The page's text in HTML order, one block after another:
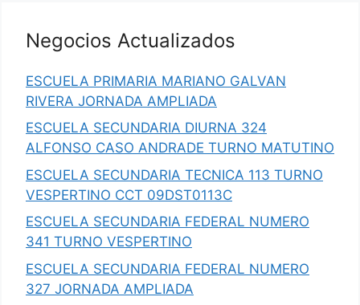
Negocios Actualizados
ESCUELA PRIMARIA MARIANO GALVAN
RIVERA JORNADA AMPLIADA
ESCUELA SECUNDARIA DIURNA 324
ALFONSO CASO ANDRADE TURNO MATUTINO
ESCUELA SECUNDARIA TECNICA 113 TURNO
VESPERTINO CCT 09DST0113C
ESCUELA SECUNDARIA FEDERAL NUMERO
341 TURNO VESPERTINO
ESCUELA SECUNDARIA FEDERAL NUMERO
327 JORNADA AMPLIADA